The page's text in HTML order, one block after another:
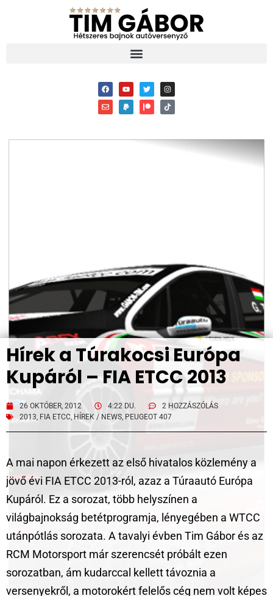
Hírek a Túrakocsi Európa
Kupáról – FIA ETCC 2013
26 OKTÓBER, 2012 4:22 DU.
2 HOZZÁSZÓLÁS
2013, FIA ETCC, HÍREK / NEWS, PEUGEOT 407
A mai napon érkezett az első hivatalos közlemény a
jövő évi FIA ETCC 2013-ról, azaz a Túraautó Európa
Kupáról. Ez a sorozat, több helyszínen a
világbajnokság betétprogramja, lényegében a WTCC
utánpótlás sorozata. A tavalyi évben Tim Gábor és az
RCM Motorsport már szerencsét próbált ezen
sorozatban, ám kudarccal kellett távoznia a
versenyekről, a motorokért felelős cég nem volt képes